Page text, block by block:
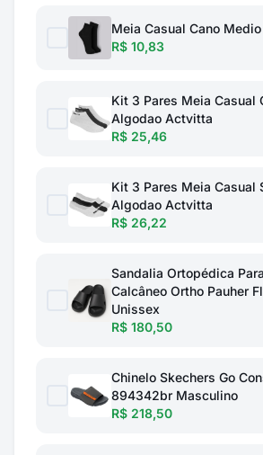
Meia Casual Cano
R$ 10,83
Kit 3 Pares Meia Casual
Algodao Actvitta
R$ 25,46
Kit 3 Pares Meia Casual
Algodao Actvitta
R$ 26,22
Sandalia Ortopédica
Calcâneo Ortho Pauher
Unissex
R$ 180,50
Chinelo Skechers Go
894342br Masculino
R$ 218,50